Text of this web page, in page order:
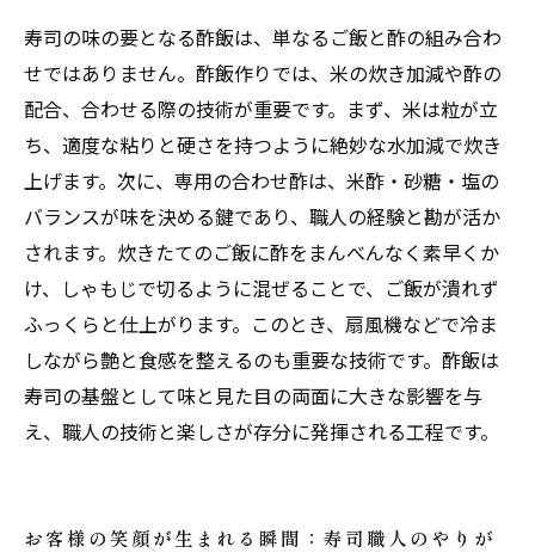
寿司の味の要となる酢飯は、単なるご飯と酢の組み合わ
せではありません。酢飯作りでは、米の炊き加減や酢の
配合、合わせる際の技術が重要です。まず、米は粒が立
ち、適度な粘りと硬さを持つように絶妙な水加減で炊き
上げます。次に、専用の合わせ酢は、米酢・砂糖・塩の
バランスが味を決める鍵であり、職人の経験と勘が活か
されます。炊きたてのご飯に酢をまんべんなく素早くか
け、しゃもじで切るように混ぜることで、ご飯が潰れず
ふっくらと仕上がります。このとき、扇風機などで冷ま
しながら艶と食感を整えるのも重要な技術です。酢飯は
寿司の基盤として味と見た目の両面に大きな影響を与
え、職人の技術と楽しさが存分に発揮される工程です。
お客様の笑顔が生まれる瞬間：寿司職人のやりが